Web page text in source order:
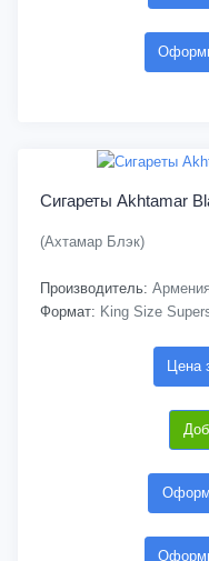
Сигареты Akhtamar
(Ахтамар Блэк)
Производитель: Армения
Формат: King Size
Цена